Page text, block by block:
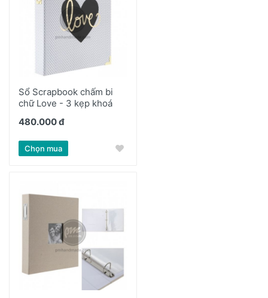
Sổ Scrapbook chấm bi
chữ Love - 3 kẹp khoá
480.000 đ
Chọn mua